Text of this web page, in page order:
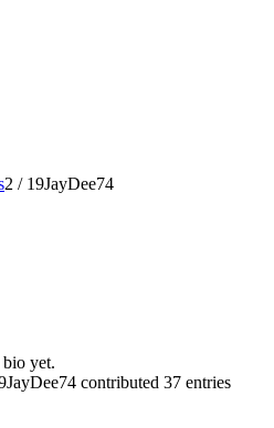
2 / 19JayDee74
yet.
contributed 37 entries